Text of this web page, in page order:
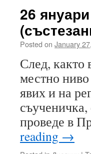
26
Posted on January
След, както
местно ниво
явих и на
проведе в
reading →